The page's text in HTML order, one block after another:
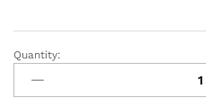
SPLITER
HDMI
8
Quantity: